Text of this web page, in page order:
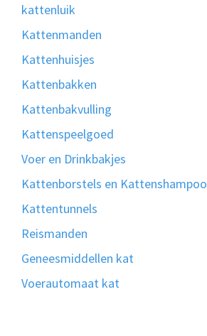
kattenluik
Kattenmanden
Kattenhuisjes
Kattenbakken
Kattenbakvulling
Kattenspeelgoed
Voer en Drinkbakjes
Kattenborstels en Kattenshampoo
Kattentunnels
Reismanden
Geneesmiddellen kat
Voerautomaat kat